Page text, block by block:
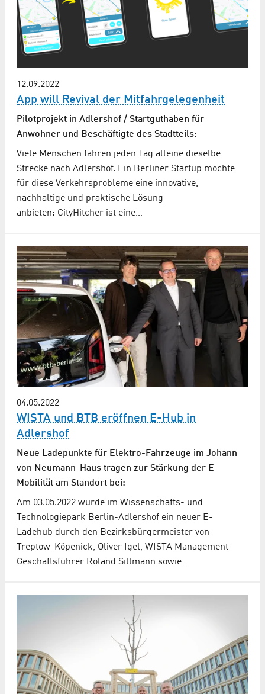
12.09.2022
App will Revival der Mitfahrgelegenheit
Pilotprojekt in Adlershof / Startguthaben für
Anwohner und Beschäftigte des Stadtteils:
Viele Menschen fahren jeden Tag alleine dieselbe
Strecke nach Adlershof. Ein Berliner Startup möchte
für diese Verkehrsprobleme eine innovative,
nachhaltige und praktische Lösung
anbieten: CityHitcher ist eine…
04.05.2022
WISTA und BTB eröffnen E-Hub in
Adlershof
Neue Ladepunkte für Elektro-Fahrzeuge im Johann
von Neumann-Haus tragen zur Stärkung der E-
Mobilität am Standort bei:
Am 03.05.2022 wurde im Wissenschafts- und
Technologiepark Berlin-Adlershof ein neuer E-
Ladehub durch den Bezirksbürgermeister von
Treptow-Köpenick, Oliver Igel, WISTA Management-
Geschäftsführer Roland Sillmann sowie…